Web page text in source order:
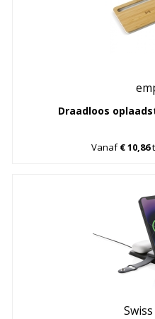
Draadloos
Vanaf€ 10,86